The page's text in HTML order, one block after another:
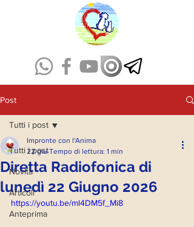
Post
Tutti i post
Novità
Articoli
Anteprima
Tutti i post
Diretta Radiofonica di
lunedì 22 Giugno 2026
Impronte con l'Anima
22 giu Tempo di lettura: 1 min
https://youtu.be/ml4DM5f_Mi8